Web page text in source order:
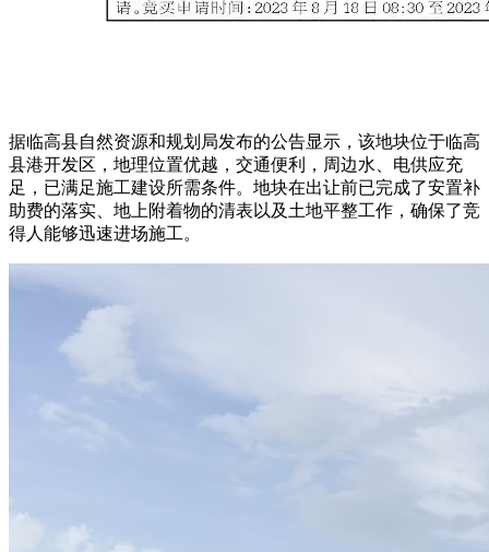
据临高县自然资源和规划局发布的公告显示，该地块位于临高
县港开发区，地理位置优越，交通便利，周边水、电供应充
足，已满足施工建设所需条件。地块在出让前已完成了安置补
助费的落实、地上附着物的清表以及土地平整工作，确保了竞
得人能够迅速进场施工。